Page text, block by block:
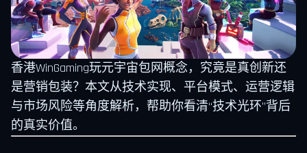
香港WinGaming玩元宇宙包网概念，究竟是真创新还
是营销包装？本文从技术实现、平台模式、运营逻辑
与市场风险等角度解析，帮助你看清“技术光环”背后
的真实价值。